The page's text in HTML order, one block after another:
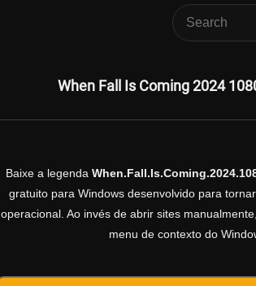
When Fall Is Coming 2024
Baixe a legenda
gratuito para Windows desenvolvido para
operacional. Ao invés de abrir sites
menu de contexto do